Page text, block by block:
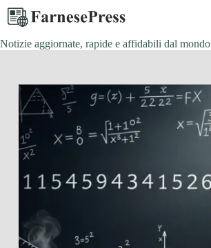
Salta
contenuto
Notizie aggiornate, rapide e affidabili dal mondo